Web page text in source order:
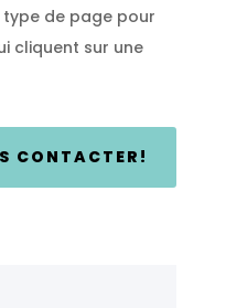
type de page pour
cliquent sur une
CONTACTER!